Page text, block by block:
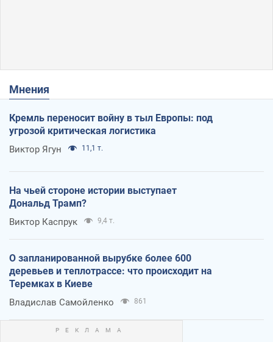
Мнения
Кремль переносит войну в тыл Европы: под
угрозой критическая логистика
Виктор Ягун 11,1 т.
На чьей стороне истории выступает
Дональд Трамп?
Виктор Каспрук 9,4 т.
О запланированной вырубке более 600
деревьев и теплотрассе: что происходит на
Теремках в Киеве
Владислав Самойленко 861